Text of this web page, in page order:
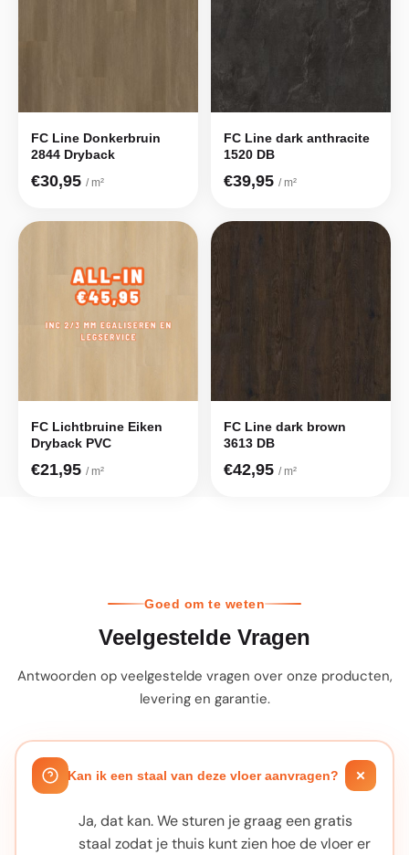
FC Line Donkerbruin
2844 Dryback
€30,95 / m²
FC Line dark anthracite
1520 DB
€39,95 / m²
FC Lichtbruine Eiken
Dryback PVC
€21,95 / m²
FC Line dark brown
3613 DB
€42,95 / m²
Goed om te weten
Veelgestelde Vragen
Antwoorden op veelgestelde vragen over onze producten,
levering en garantie.
Kan ik een staal van deze vloer aanvragen?
Ja, dat kan. We sturen je graag een gratis
staal zodat je thuis kunt zien hoe de vloer er